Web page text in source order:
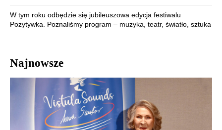
W tym roku odbędzie się jubileuszowa edycja festiwalu
Pozytywka. Poznaliśmy program – muzyka, teatr, światło, sztuka
Najnowsze